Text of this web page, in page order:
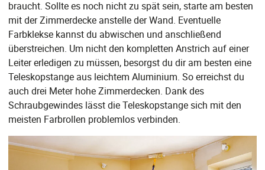
braucht. Sollte es noch nicht zu spät sein, starte am besten
mit der Zimmerdecke anstelle der Wand. Eventuelle
Farbklekse kannst du abwischen und anschließend
überstreichen. Um nicht den kompletten Anstrich auf einer
Leiter erledigen zu müssen, besorgst du dir am besten eine
Teleskopstange aus leichtem Aluminium. So erreichst du
auch drei Meter hohe Zimmerdecken. Dank des
Schraubgewindes lässt die Teleskopstange sich mit den
meisten Farbrollen problemlos verbinden.